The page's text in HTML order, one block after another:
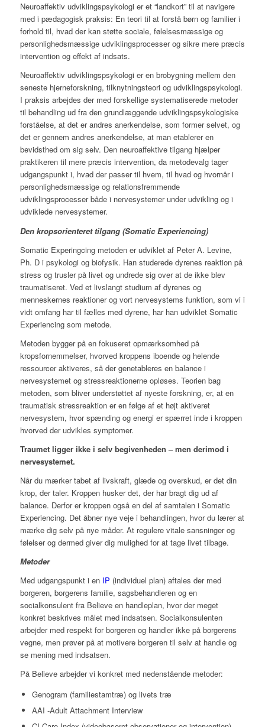
Neuroaffektiv udviklingspsykologi er et “landkort” til at navigere
med i pædagogisk praksis: En teori til at forstå børn og familier i
forhold til, hvad der kan støtte sociale, følelsesmæssige og
personlighedsmæssige udviklingsprocesser og sikre mere præcis
intervention og effekt af indsats.
Neuroaffektiv udviklingspsykologi er en brobygning mellem den
seneste hjerneforskning, tilknytningsteori og udvikli­­­ngspsykologi.
I praksis arbejdes der med forskellige systematiserede metoder
til behandling ud fra den grundlæggende udviklingspsykologiske
forståelse, at det er andres anerkendelse, som former selvet, og
det er gennem andres anerkendelse, at man etablerer en
bevidsthed om sig selv. Den neuroaffektive tilgang hjælper
praktikeren til mere præcis intervention, da metodevalg tager
udgangspunkt i, hvad der passer til hvem, til hvad og hvornår i
personlighedsmæssige og relationsfremmende
udviklingsprocesser både i nervesystemer under udvikling og i
udviklede nervesystemer.
Den kropsorienteret tilgang (Somatic Experiencing)
Somatic Experingcing metoden er udviklet af Peter A. Levine,
Ph. D i psykologi og biofysik. Han studerede dyrenes reaktion på
stress og trusler på livet og undrede sig over at de ikke blev
traumatiseret. Ved et livslangt studium af dyrenes og
menneskernes reaktioner og vort nervesystems funktion, som vi i
vidt omfang har til fælles med dyrene, har han udviklet Somatic
Experiencing som metode.
Metoden bygger på en fokuseret opmærksomhed på
kropsfornemmelser, hvorved kroppens iboende og helende
ressourcer aktiveres, så der genetableres en balance i
nervesystemet og stressreaktionerne opløses. Teorien bag
metoden, som bliver understøttet af nyeste forskning, er, at en
traumatisk stressreaktion er en følge af et højt aktiveret
nervesystem, hvor spænding og energi er spærret inde i kroppen
hvorved der udvikles symptomer.
Traumet ligger ikke i selv begivenheden – men derimod i
nervesystemet.
Når du mærker tabet af livskraft, glæde og overskud, er det din
krop, der taler. Kroppen husker det, der har bragt dig ud af
balance. Derfor er kroppen også en del af samtalen i Somatic
Experiencing. Det åbner nye veje i behandlingen, hvor du lærer at
mærke dig selv på nye måder. At regulere vitale sansninger og
følelser og dermed giver dig mulighed for at tage livet tilbage.
Metoder
Med udgangspunkt i en IP (individuel plan) aftales der med
borgeren, borgerens familie, sagsbehandleren og en
socialkonsulent fra Believe en handleplan, hvor der meget
konkret beskrives målet med indsatsen. Socialkonsulenten
arbejder med respekt for borgeren og handler ikke på borgerens
vegne, men prøver på at motivere borgeren til selv at handle og
se mening med indsatsen.
På Believe arbejder vi konkret med nedenstående metoder:
Genogram (familiestamtræ) og livets træ
AAI -Adult Attachment Interview